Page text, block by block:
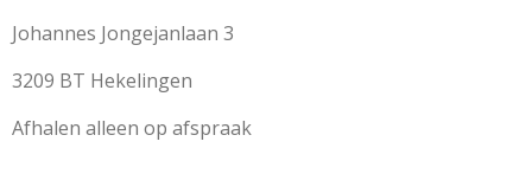
Johannes Jongejanlaan 3
3209 BT Hekelingen
Afhalen alleen op afspraak